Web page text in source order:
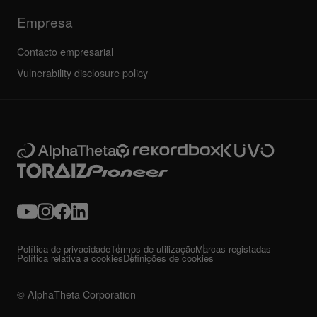
Empresa
Contacto empresarial
Vulnerability disclosure policy
© AlphaTheta Corporation
Política de privacidadeTermos de utilizaçãoMarcas registadas
Política relativa a cookiesDefinições de cookies